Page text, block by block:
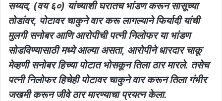
सय्यद, (वय ६०) यांच्याशी घरातच भांडण करून सासूच्या
तोडांवर, पोटावर चाकुने वार करू लागल्याने फिर्यादी यांची
मुलगी सनोबर आणि आरोपीची पत्नी निलोफर या भांडण
सोडविण्यासाठी मध्ये आल्या असता, आरोपीने धारदार चाकू
मेव्हणी सनोबर हिच्या पोटात भोसकून तिला ठार मारले. तसेच
पत्नी निलोफर हिचेही पोटावर चाकुने वार करून तिला गंभीर
जखमी करून जीवे ठार मारण्याचा प्रयत्न केला.